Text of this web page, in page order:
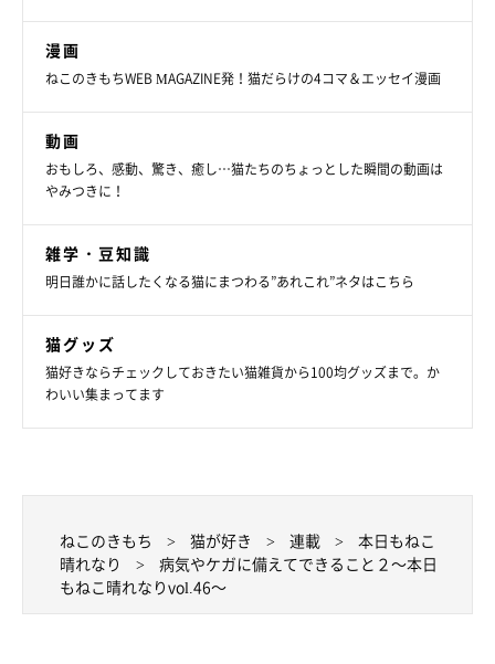
漫画
ねこのきもちWEB MAGAZINE発！猫だらけの4コマ＆エッセイ漫画
動画
おもしろ、感動、驚き、癒し…猫たちのちょっとした瞬間の動画は
やみつきに！
雑学・豆知識
明日誰かに話したくなる猫にまつわる”あれこれ”ネタはこちら
猫グッズ
猫好きならチェックしておきたい猫雑貨から100均グッズまで。か
わいい集まってます
ねこのきもち 猫が好き 連載
本日もねこ
晴れなり
病気やケガに備えてできること２～本日
もねこ晴れなりvol.46～